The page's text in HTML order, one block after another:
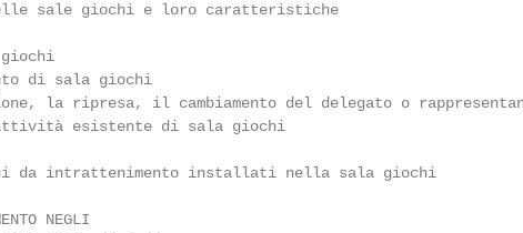
sale giochi e loro caratteristiche
giochi
di sala giochi
la ripresa, il cambiamento del delegato o
esistente di sala giochi
da intrattenimento installati nella sala giochi
NEGLI